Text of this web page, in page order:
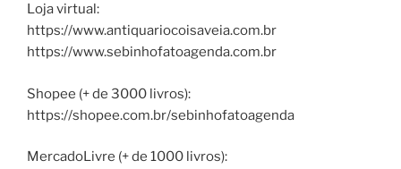
Loja virtual:
https://www.antiquariocoisaveia.com.br
https://www.sebinhofatoagenda.com.br
Shopee (+ de 3000 livros):
https://shopee.com.br/sebinhofatoagenda
MercadoLivre (+ de 1000 livros):